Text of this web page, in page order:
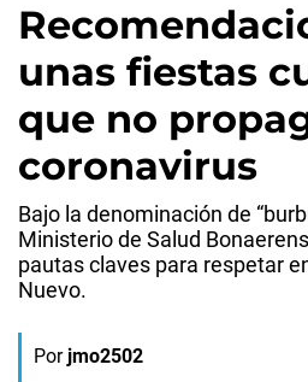
unas fiestas
que no
coronavirus
Bajo la denominación de
Ministerio de Salud
pautas claves para respetar
Nuevo.
Por jmo2502